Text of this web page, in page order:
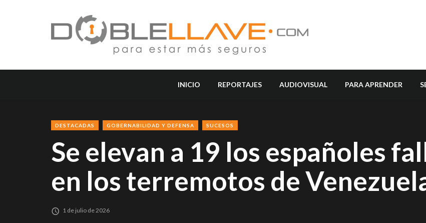
INICIO REPORTAJES AUDIOVISUAL PARA APRENDER
DESTACADAS GOBERNABILIDAD Y DEFENSA SUCESOS
Se elevan a 19 los españoles
en los terremotos de
1 de julio de 2026